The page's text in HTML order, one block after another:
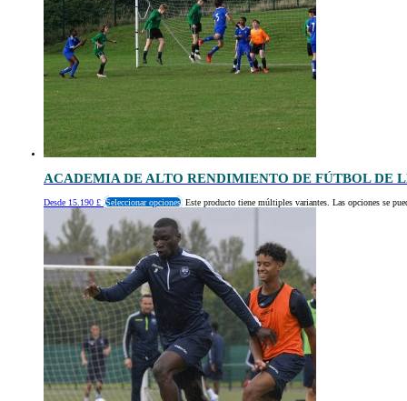
ACADEMIA DE ALTO RENDIMIENTO DE FÚTBOL DE
Desde 15.190 £ Seleccionar opciones Este producto tiene múltiples variantes. Las opciones se